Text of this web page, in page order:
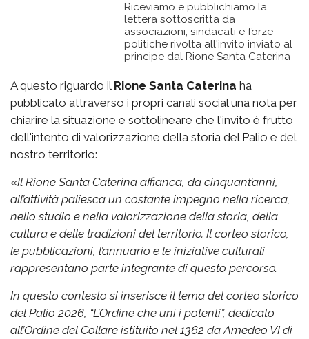
Riceviamo e pubblichiamo la
lettera sottoscritta da
associazioni, sindacati e forze
politiche rivolta all'invito inviato al
principe dal Rione Santa Caterina
A questo riguardo il Rione Santa Caterina ha
pubblicato attraverso i propri canali social una nota per
chiarire la situazione e sottolineare che l'invito è frutto
dell'intento di valorizzazione della storia del Palio e del
nostro territorio:
«Il Rione Santa Caterina affianca, da cinquant’anni,
all’attività paliesca un costante impegno nella ricerca,
nello studio e nella valorizzazione della storia, della
cultura e delle tradizioni del territorio. Il corteo storico,
le pubblicazioni, l’annuario e le iniziative culturali
rappresentano parte integrante di questo percorso.
In questo contesto si inserisce il tema del corteo storico
del Palio 2026, “L’Ordine che unì i potenti”, dedicato
all’Ordine del Collare istituito nel 1362 da Amedeo VI di